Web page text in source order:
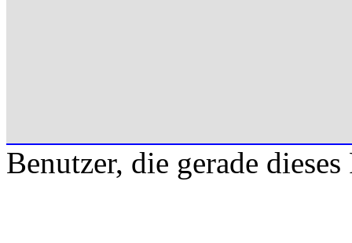
Benutzer, die gerade